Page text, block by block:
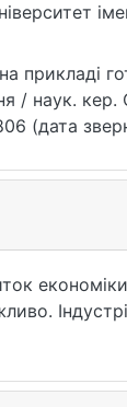
прикладі
/ наук. кер.
(дата